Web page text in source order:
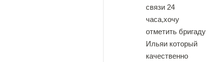
связи 24
часа,хочу
отметить бригаду
Ильяи который
качественно